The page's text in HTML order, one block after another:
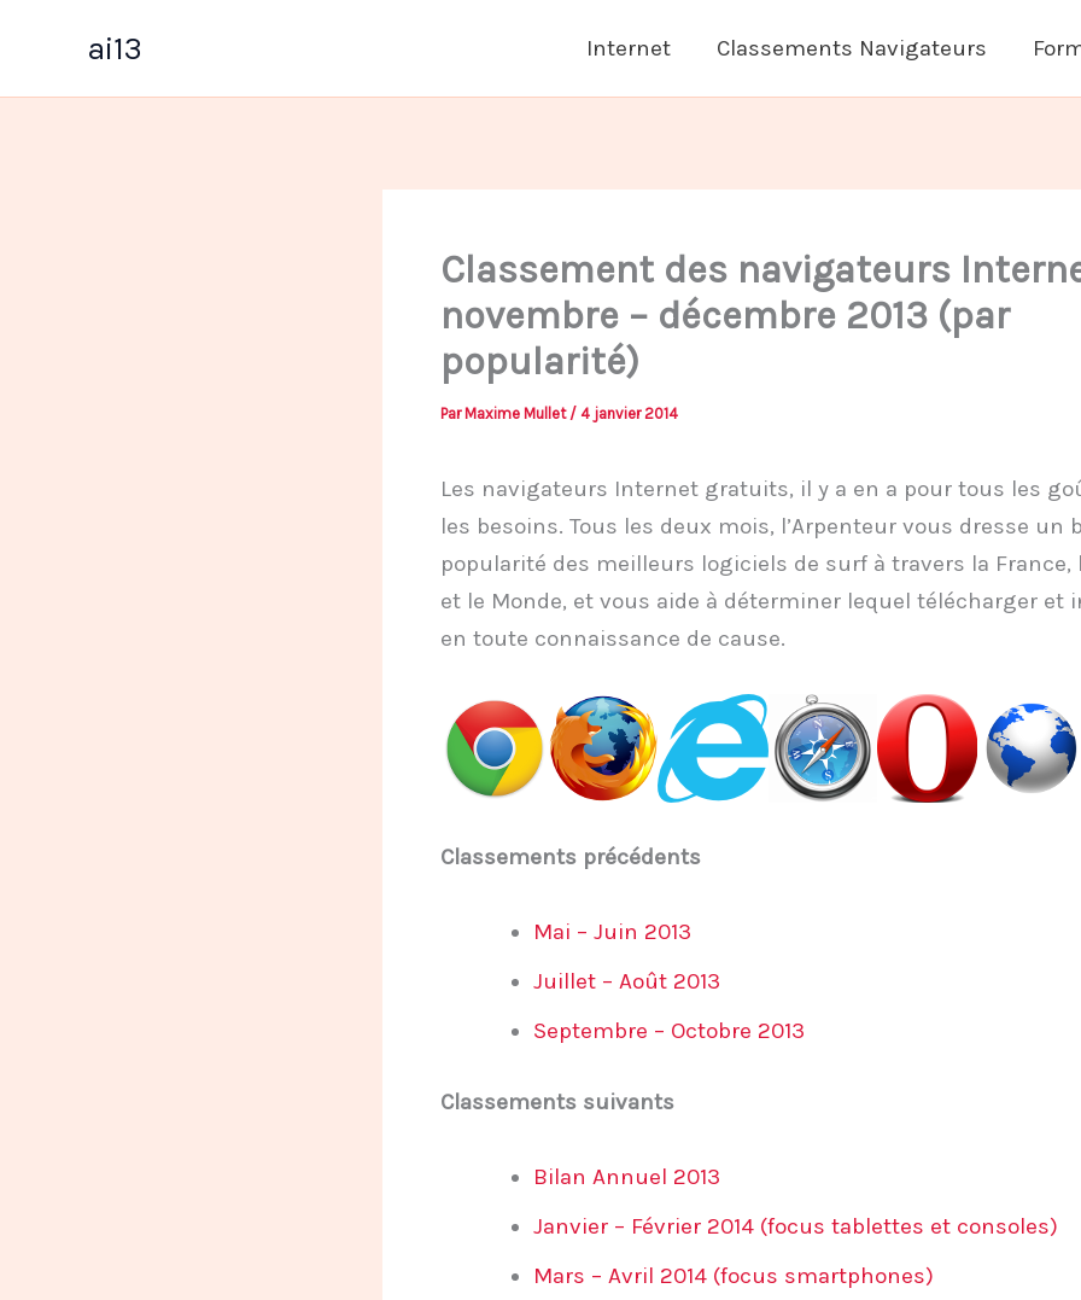
contenu
ai13 Internet Classements Navigateurs
Classement des navigateurs
novembre – décembre 2013 (par
popularité)
ParMaxime Mullet / 4 janvier 2014
Les navigateurs Internet gratuits, il y a en a pour tous les
les besoins. Tous les deux mois, l’Arpenteur vous dresse un
popularité des meilleurs logiciels de surf à travers la France,
et le Monde, et vous aide à déterminer lequel télécharger et
en toute connaissance de cause.
Classements précédents
Mai – Juin 2013
Juillet – Août 2013
Septembre – Octobre 2013
Classements suivants
Bilan Annuel 2013
Janvier – Février 2014 (focus tablettes et consoles)
Mars – Avril 2014 (focus smartphones)